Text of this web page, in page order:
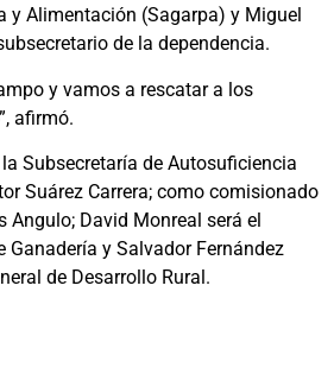
y Alimentación (Sagarpa) y Miguel
de la dependencia.
y vamos a rescatar a los
afirmó.
Subsecretaría de Autosuficiencia
Suárez Carrera; como comisionado
Angulo; David Monreal será el
Ganadería y Salvador Fernández
de Desarrollo Rural.